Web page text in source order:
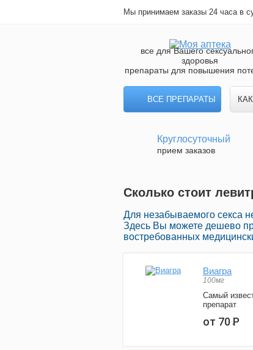
Мы принимаем заказы 24 часа в
все для Вашего
здоровья
препараты для повышения
ВСЕ ПРЕПАРАТЫ
Круглосуточный
прием заказов
Сколько стоит
Для незабываемого секса
Здесь Вы можете дешево
востребованных
Виагра
100мг
Самый
препарат
от 70Р